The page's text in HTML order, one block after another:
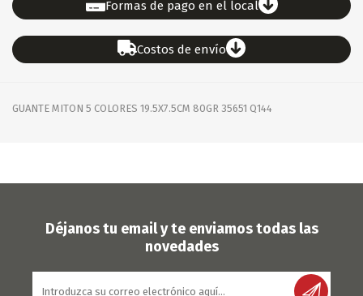
Formas de pago en el local
Costos de envío
GUANTE MITON 5 COLORES 19.5X7.5CM 80GR 35651 Q144
Déjanos tu email y te enviamos todas las
novedades